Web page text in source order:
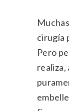
cirugía
Pero
realiza,